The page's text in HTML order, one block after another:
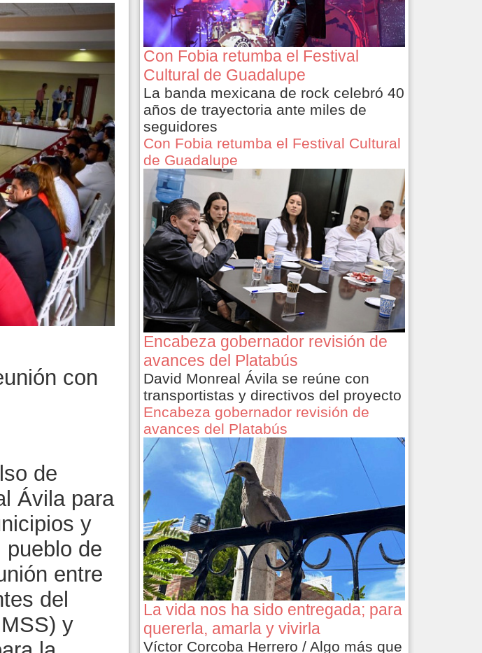
con
de
Ávila para
y
pueblo de
entre
del
y
Con Fobia retumba el Festival
Cultural de Guadalupe
La banda mexicana de rock celebró 40
años de trayectoria ante miles de
seguidores
Con Fobia retumba el Festival Cultural
de Guadalupe
Encabeza gobernador revisión de
avances del Platabús
David Monreal Ávila se reúne con
transportistas y directivos del proyecto
Encabeza gobernador revisión de
avances del Platabús
La vida nos ha sido entregada; para
quererla, amarla y vivirla
Víctor Corcoba Herrero / Algo más que